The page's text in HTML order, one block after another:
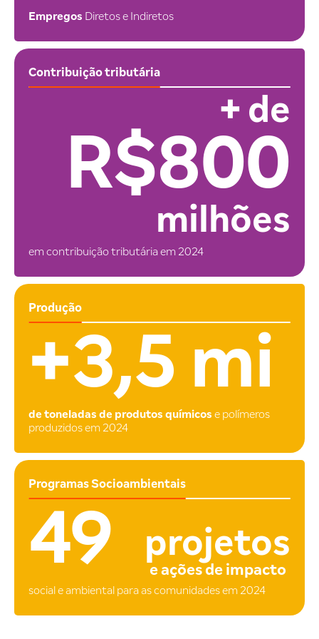
Empregos Diretos e Indiretos
Contribuição tributária
+ de
R$800
milhões
em contribuição tributária em 2024
Produção
+3,5 mi
de toneladas de produtos químicos e polímeros
produzidos em 2024
Programas Socioambientais
49 projetos
e ações de impacto
social e ambiental para as comunidades em 2024